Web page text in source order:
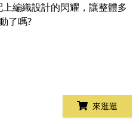
編織設計的閃耀，讓整體多
了嗎?
來逛逛